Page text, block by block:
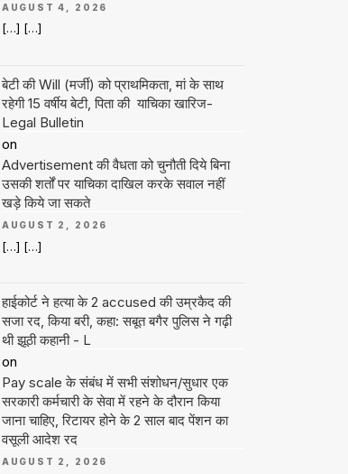
AUGUST 4, 2026
[…] […]
बेटी की Will (मर्जी) को प्राथमिकता, मां के साथ
रहेगी 15 वर्षीय बेटी, पिता की याचिका खारिज-
Legal Bulletin
on
Advertisement की वैधता को चुनौती दिये बिना
उसकी शर्तों पर याचिका दाखिल करके सवाल नहीं
खड़े किये जा सकते
AUGUST 2, 2026
[…] […]
हाईकोर्ट ने हत्या के 2 accused की उम्रकैद की
सजा रद, किया बरी, कहा: सबूत बगैर पुलिस ने गढ़ी
थी झूठी कहानी - L
on
Pay scale के संबंध में सभी संशोधन/सुधार एक
सरकारी कर्मचारी के सेवा में रहने के दौरान किया
जाना चाहिए, रिटायर होने के 2 साल बाद पेंशन का
वसूली आदेश रद
AUGUST 2, 2026